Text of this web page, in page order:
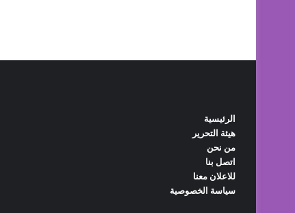
الرئيسية
هيئة التحرير
من نحن
اتصل بنا
للاعلان معنا
سياسة الخصوصية